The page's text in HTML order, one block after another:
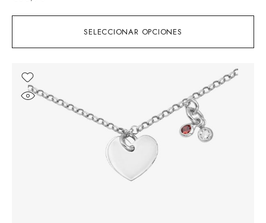
SELECCIONAR OPCIONES